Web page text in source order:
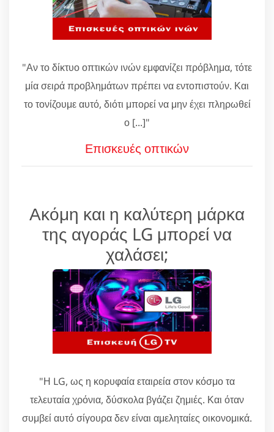
"Αν το δίκτυο οπτικών ινών εμφανίζει πρόβλημα, τότε
μία σειρά προβλημάτων πρέπει να εντοπιστούν. Και
το τονίζουμε αυτό, διότι μπορεί να μην έχει πληρωθεί
ο [...]"
Επισκευές οπτικών
Ακόμη και η καλύτερη μάρκα
της αγοράς LG μπορεί να
χαλάσει;
"Η LG, ως η κορυφαία εταιρεία στον κόσμο τα
τελευταία χρόνια, δύσκολα βγάζει ζημιές. Και όταν
συμβεί αυτό σίγουρα δεν είναι αμεληταίες οικονομικά.